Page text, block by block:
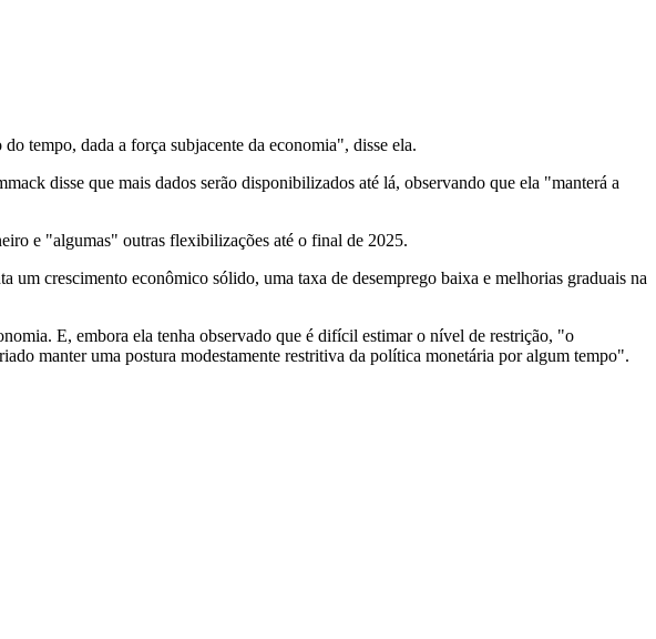
tempo, dada a força subjacente da economia", disse ela.
disse que mais dados serão disponibilizados até lá, observando que ela "manterá a
e "algumas" outras flexibilizações até o final de 2025.
um crescimento econômico sólido, uma taxa de desemprego baixa e melhorias graduais na
E, embora ela tenha observado que é difícil estimar o nível de restrição, "o
manter uma postura modestamente restritiva da política monetária por algum tempo".